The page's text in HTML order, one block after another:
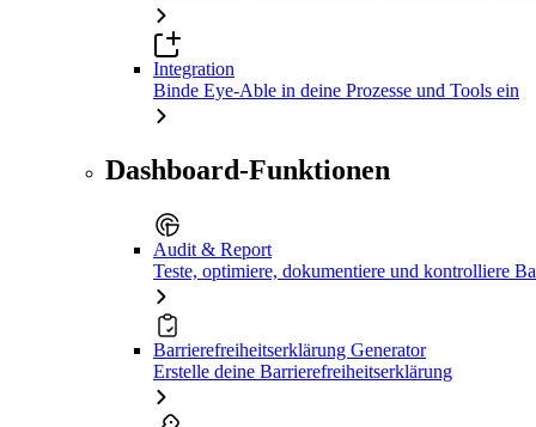
Integration
Binde Eye-Able in deine Prozesse und Tools ein
Dashboard-Funktionen
Audit & Report
Teste, optimiere, dokumentiere und kontrolliere
Barrierefreiheitserklärung Generator
Erstelle deine Barrierefreiheitserklärung